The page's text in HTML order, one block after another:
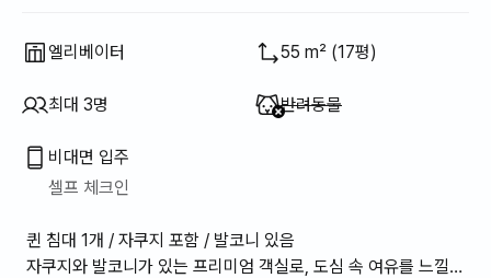
엘리베이터 55 m² (17평)
최대 3명 이용 불가
반려동물
비대면 입주
셀프 체크인
퀸 침대 1개 / 자쿠지 포함 / 발코니 있음
자쿠지와 발코니가 있는 프리미엄 객실로, 도심 속 여유를 느낄